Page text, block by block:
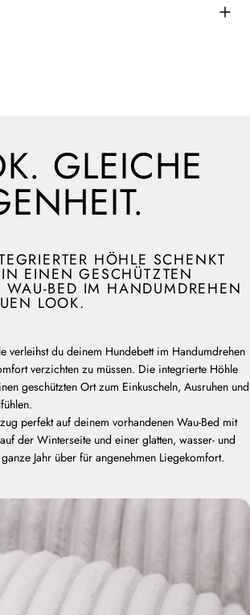
GLEICHE
HÖHLE SCHENKT
EINEN GESCHÜTZTEN
BED IM HANDUMDREHEN
LOOK.
verleihst du deinem Hundebett im Handumdrehen
verzichten zu müssen. Die integrierte Höhle
geschützten Ort zum Einkuscheln, Ausruhen und
perfekt auf deinem vorhandenen Wau-Bed mit
der Winterseite und einer glatten, wasser- und
Jahr über für angenehmen Liegekomfort.